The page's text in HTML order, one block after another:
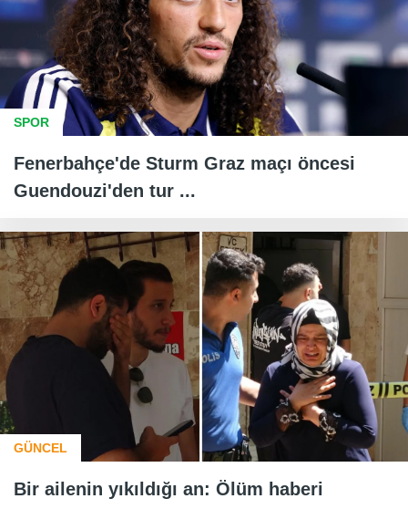
SPOR
Fenerbahçe'de Sturm Graz maçı öncesi
Guendouzi'den tur ...
GÜNCEL
Bir ailenin yıkıldığı an: Ölüm haberi